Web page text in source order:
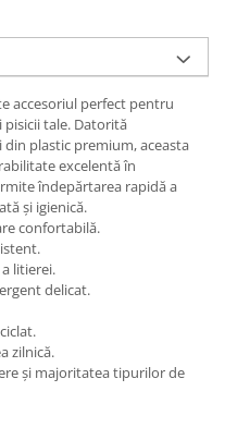
accesoriul perfect pentru
pisicii tale. Datorită
plastic premium, aceasta
excelentă în
îndepărtarea rapidă a
și igienică.
confortabilă.
litierei.
delicat.
zilnică.
și majoritatea tipurilor de